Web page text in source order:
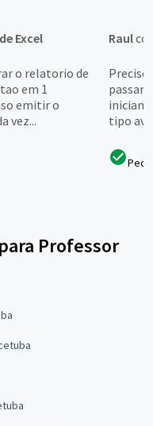
Excel
o relatorio de
em 1
emitir o
vez...
Raul
passar
tipo
Professor